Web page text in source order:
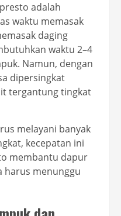
adalah
waktu memasak
daging
waktu 2–4
Namun, dengan
dipersingkat
tergantung tingkat
melayani banyak
kecepatan ini
membantu dapur
harus menunggu